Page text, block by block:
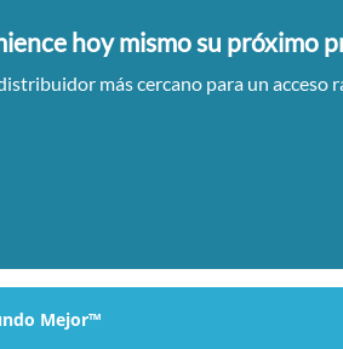
hoy mismo su próximo
más cercano para un acceso
Mejor™